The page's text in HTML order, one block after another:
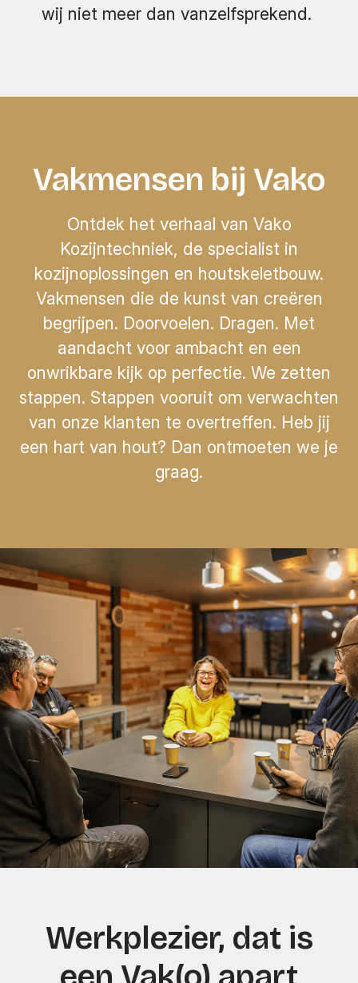
wij niet meer dan vanzelfsprekend.
Vakmensen bij Vako
Ontdek het verhaal van Vako
Kozijntechniek, de specialist in
kozijnoplossingen en houtskeletbouw.
Vakmensen die de kunst van creëren
begrijpen. Doorvoelen. Dragen. Met
aandacht voor ambacht en een
onwrikbare kijk op perfectie. We zetten
stappen. Stappen vooruit om verwachten
van onze klanten te overtreffen. Heb jij
een hart van hout? Dan ontmoeten we je
graag.
Werkplezier, dat is